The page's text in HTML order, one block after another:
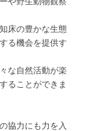
床の豊かな生態
る機会を提供す
な自然活動が楽
ることができま
協力にも力を入